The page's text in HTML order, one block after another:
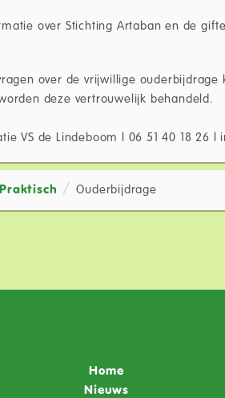
over Stichting Artaban en de
over de vrijwillige
deze vertrouwelijk behandeld.
VS de Lindeboom l 06 51 40 18 26 l
Praktisch Ouderbijdrage
Home
Nieuws